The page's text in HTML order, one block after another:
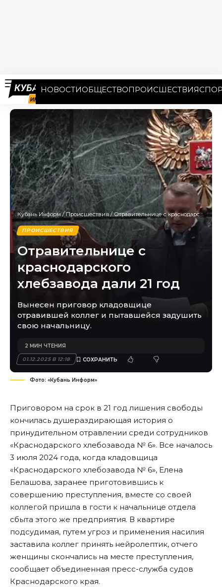
НОВОСТИОБЩЕСТВОПРОИСШЕСТВИЯ
Кубань Информ/Происшествия/Отравительнице с краснодарского хлебзавода дали 21 год
ПРОИСШЕСТВИЯ
Отравительнице с
краснодарского
хлебзавода дали 21 год
Вынесен приговор кладовщице
отравившей коллег и пытавшейся задушить
свою начальницу.
01.12.2025 В 12:18
2 МИН ЧТЕНИЯ
Фото: «Кубань Информ»
Приговором на срок в 21 год лишения свободы
кончилась душераздирающая история о
принудительном отравлении среди сотрудников
«Краснодарского хлебозавода № 6». Все началось
3 июля 2024 года, когда кладовщица
«Краснодарского хлебозавода № 6», Елена
Белашова, заранее приготовившись к
совершению преступления, вместе со своей
коллегой пришла в гости к начальнице отдела
сбыта этого же предприятия. В квартире
подсудимая, путем угроз и применения насилия
заставила коллег принять нейролептик, отчего
женщины скончались на месте преступления,
сообщает объединенная пресс-служба судов
Краснодарского края.